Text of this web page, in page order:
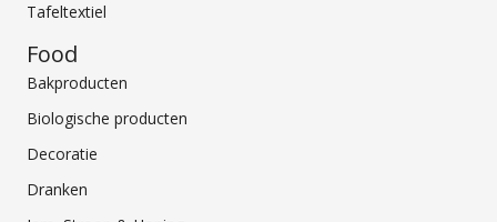
Tafeltextiel
Food
Bakproducten
Biologische producten
Decoratie
Dranken